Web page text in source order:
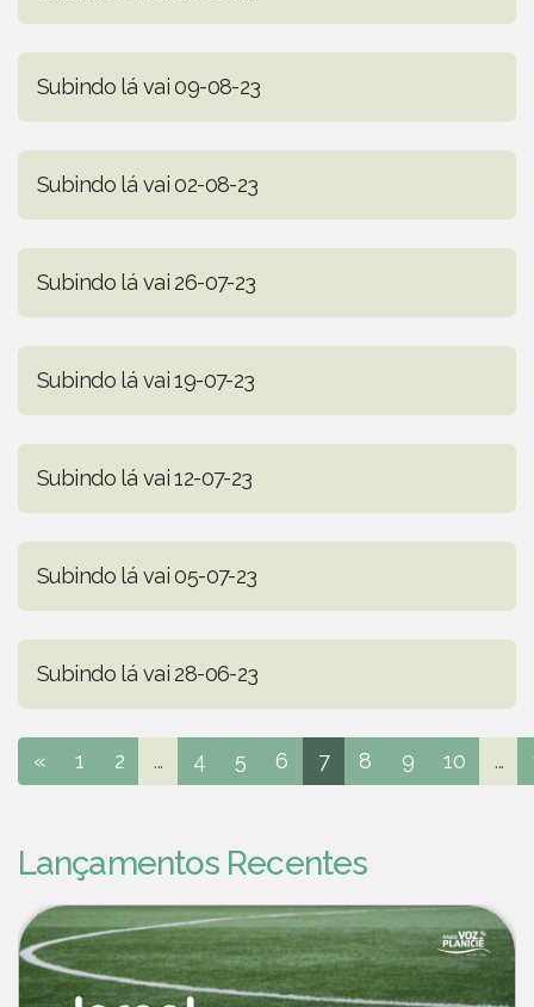
Subindo lá vai 09-08-23
Subindo lá vai 02-08-23
Subindo lá vai 26-07-23
Subindo lá vai 19-07-23
Subindo lá vai 12-07-23
Subindo lá vai 05-07-23
Subindo lá vai 28-06-23
« 1 2 ... 4 5 6 7 8 9 10 ...
Lançamentos Recentes